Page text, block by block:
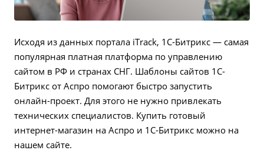
Исходя из данных портала iTrack, 1C-Битрикс — самая
популярная платная платформа по управлению
сайтом в РФ и странах СНГ. Шаблоны сайтов 1С-
Битрикс от Аспро помогают быстро запустить
онлайн-проект. Для этого не нужно привлекать
технических специалистов. Купить готовый
интернет-магазин на Аспро и 1С-Битрикс можно на
нашем сайте.